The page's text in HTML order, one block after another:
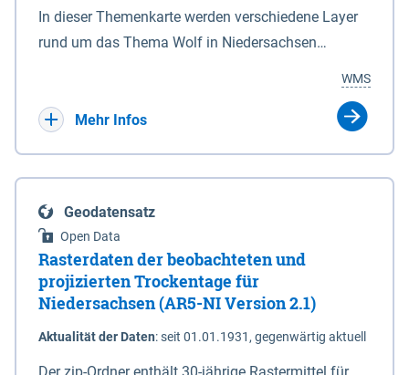
Schutz eines Gebietes vor erhöhten Tiden, vor allem
vor Sturmfluten, zu dienen bestimmt sind (§2 Abs.3
Eigenschaft eines Sperrwerkes durch Widmung, die
die Deichbehörde durch Verordnung ausspricht.
In dieser Themenkarte werden verschiedene Layer
rund um das Thema Wolf in Niedersachsen
sowie Status der bestehenden Wolfsterritorien im
laufenden Monitoringjahr.
WMS
Mehr Infos
Geodatensatz
Open Data
Rasterdaten der beobachteten und
projizierten Trockentage für
Niedersachsen (AR5-NI Version 2.1)
Aktualität der Daten:seit 01.01.1931, gegenwärtig aktuell